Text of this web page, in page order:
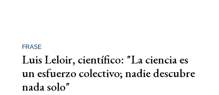
FRASE
Luis Leloir, científico: "La ciencia es
un esfuerzo colectivo; nadie descubre
nada solo"